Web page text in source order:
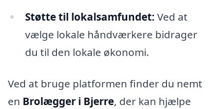
Støtte til lokalsamfundet: Ved at
vælge lokale håndværkere bidrager
du til den lokale økonomi.
Ved at bruge platformen finder du nemt
en Brolægger i Bjerre, der kan hjælpe